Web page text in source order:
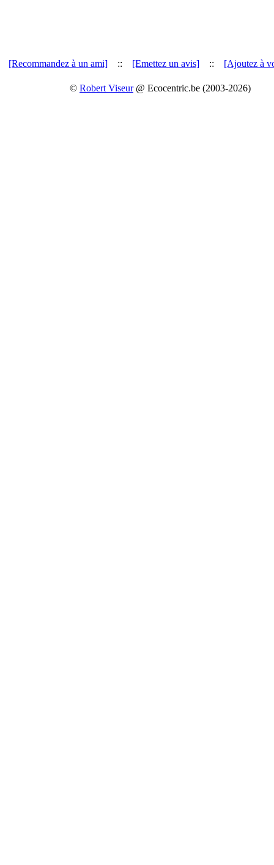
[Recommandez à un ami] :: [Emettez un avis] :: [Ajoutez à
© Robert Viseur@ Ecocentric.be (2003-2026)